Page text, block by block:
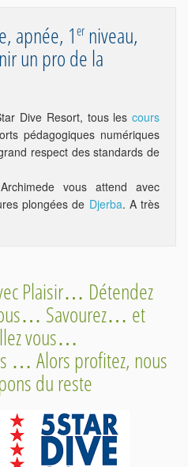
apnée, 1erniveau,
un pro de la
Dive Resort, tous les cours
pédagogiques numériques
respect des standards de
vous attend avec
plongées de Djerba. A très
Plaisir… Détendez
Savourez… et
vous…
… Alors profitez, nous
du reste